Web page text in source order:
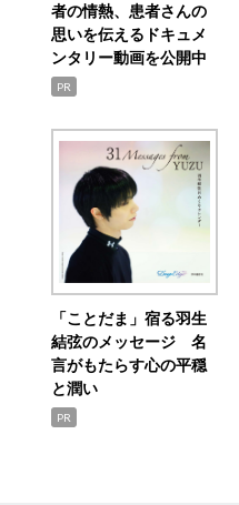
者の情熱、患者さんの
思いを伝えるドキュメ
ンタリー動画を公開中
PR
「ことだま」宿る羽生
結弦のメッセージ 名
言がもたらす心の平穏
と潤い
PR